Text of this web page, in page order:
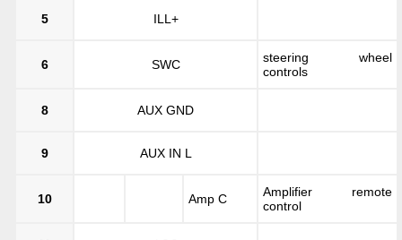
5 ILL+
6 SWC
steering wheel
controls
8 AUX GND
9 AUX IN L
10 Amp C
Amplifier remote
control